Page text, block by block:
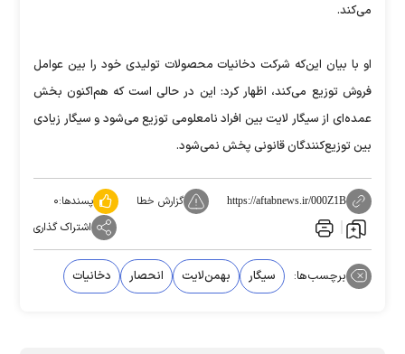
می‌کند.
او با بیان این‌که شرکت دخانیات محصولات تولیدی خود را بین عوامل
فروش توزیع می‌کند، اظهار کرد: این در حالی است که هم‌اکنون بخش
عمده‌ای از سیگار لایت بین افراد نامعلومی توزیع می‌شود و سیگار زیادی
بین توزیع‌کنندگان قانونی پخش نمی‌شود.
https://aftabnews.ir/000Z1B گزارش خطا پسندها:۰
اشتراک گذاری
برچسب‌ها: سیگار بهمن‌لایت انحصار دخانیات